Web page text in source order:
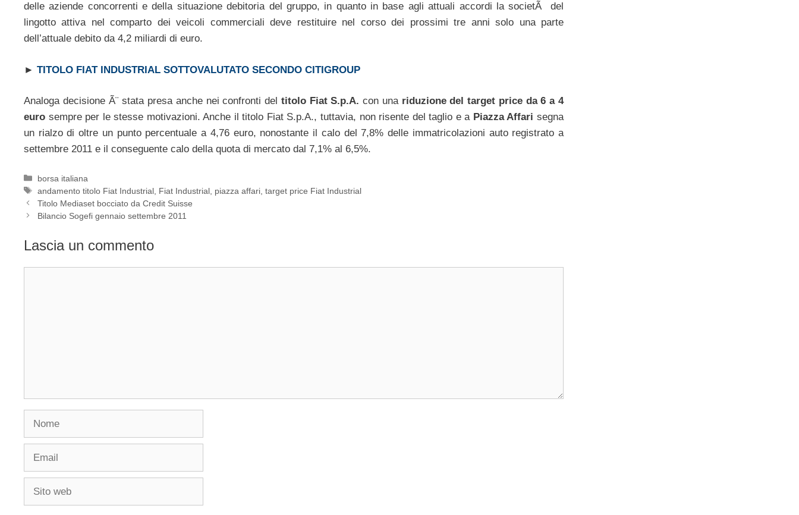
delle aziende concorrenti e della situazione debitoria del gruppo, in quanto in base agli attuali accordi la societÃ del
lingotto attiva nel comparto dei veicoli commerciali deve restituire nel corso dei prossimi tre anni solo una parte
dell’attuale debito da 4,2 miliardi di euro.
► TITOLO FIAT INDUSTRIAL SOTTOVALUTATO SECONDO CITIGROUP
Analoga decisione Ã¨ stata presa anche nei confronti del titolo Fiat S.p.A. con una riduzione del target price da 6 a 4
euro sempre per le stesse motivazioni. Anche il titolo Fiat S.p.A., tuttavia, non risente del taglio e a Piazza Affari segna
un rialzo di oltre un punto percentuale a 4,76 euro, nonostante il calo del 7,8% delle immatricolazioni auto registrato a
settembre 2011 e il conseguente calo della quota di mercato dal 7,1% al 6,5%.
Categorie
borsa italiana
Tag
andamento titolo Fiat Industrial Fiat Industrial piazza affari ,target price Fiat Industrial
Titolo Mediaset bocciato da Credit Suisse
Bilancio Sogefi gennaio settembre 2011
Lascia un commento
Nome
Email
Sito